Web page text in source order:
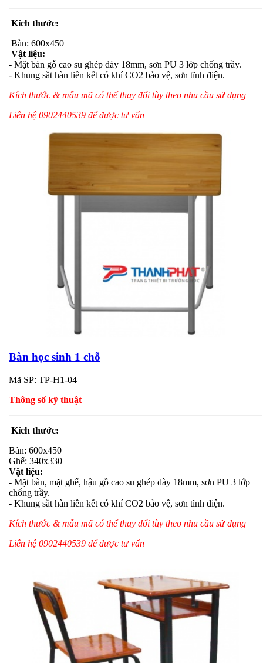
Kích thước:
Bàn: 600x450
Vật liệu:
- Mặt bàn gỗ cao su ghép dày 18mm, sơn PU 3 lớp chống trầy.
- Khung sắt hàn liên kết có khí CO2 bảo vệ, sơn tĩnh điện.
Kích thước & mẫu mã có thể thay đổi tùy theo nhu cầu sử dụng
Liên hệ 0902440539 để được tư vấn
Bàn học sinh 1 chỗ
Mã SP: TP-H1-04
Thông số kỹ thuật
Kích thước:
Bàn: 600x450
Ghế: 340x330
Vật liệu:
- Mặt bàn, mặt ghế, hậu gỗ cao su ghép dày 18mm, sơn PU 3 lớp
chống trầy.
- Khung sắt hàn liên kết có khí CO2 bảo vệ, sơn tĩnh điện.
Kích thước & mẫu mã có thể thay đổi tùy theo nhu cầu sử dụng
Liên hệ 0902440539 để được tư vấn